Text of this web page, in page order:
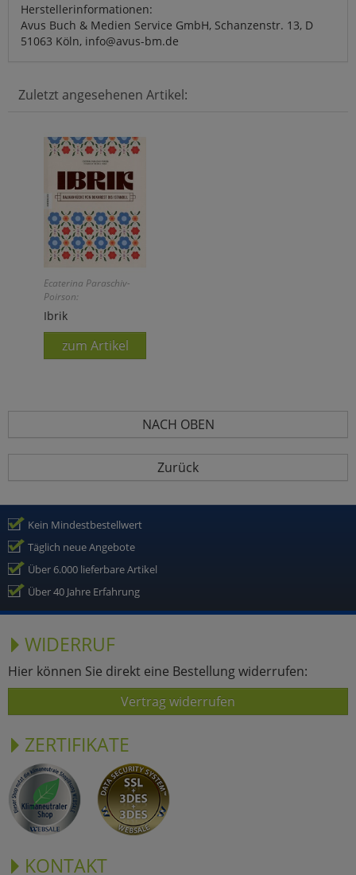
Herstellerinformationen:
Avus Buch & Medien Service GmbH, Schanzenstr. 13, D
51063 Köln, info@avus-bm.de
Zuletzt angesehenen Artikel:
Ecaterina Paraschiv-
Poirson:
Ibrik
zum Artikel
NACH OBEN
Zurück
Kein Mindestbestellwert
Täglich neue Angebote
Über 6.000 lieferbare Artikel
Über 40 Jahre Erfahrung
WIDERRUF
Hier können Sie direkt eine Bestellung widerrufen:
Vertrag widerrufen
ZERTIFIKATE
KONTAKT